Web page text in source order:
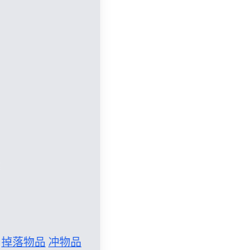
掉落物品 冲物品